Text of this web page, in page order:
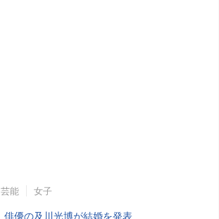
芸能 女子
俳優の及川光博が結婚を発表